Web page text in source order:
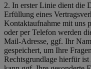
2. In erster Linie dient die
Erfüllung eines
Kontaktaufnahme mit uns
oder per Telefon werden
Mail-Adresse, ggf. Ihr
gespeichert, um Ihre
Rechtsgrundlage hierfür